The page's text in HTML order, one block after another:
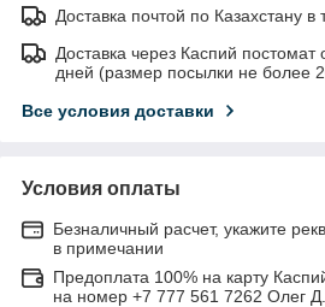
Доставка почтой по Казахстану
Доставка через Каспий
дней (размер посылки не более
Все условия доставки
Условия оплаты
Безналичный расчет, укажите
в примечании
Предоплата 100% на карту
на номер +7 777 561 7262 Олег Д.